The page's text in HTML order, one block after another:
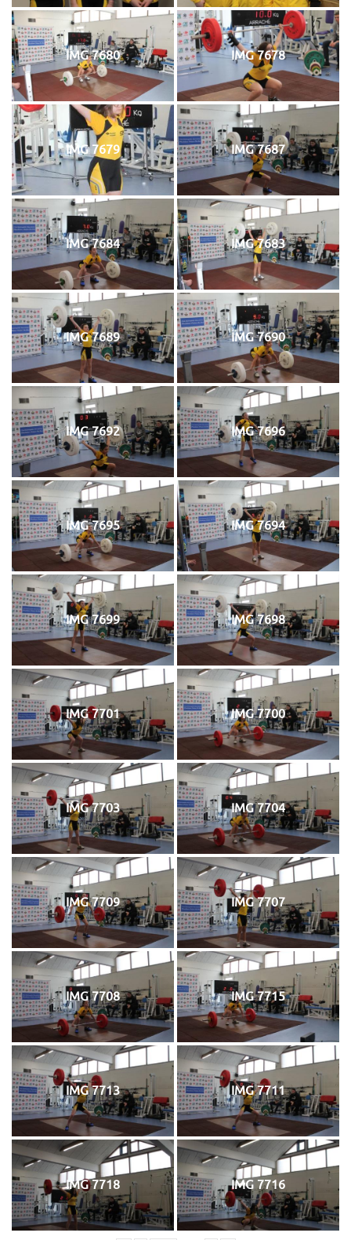
IMG 7680 IMG 7678
IMG 7679 IMG 7687
IMG 7684 IMG 7683
IMG 7689 IMG 7690
IMG 7692 IMG 7696
IMG 7695 IMG 7694
IMG 7699 IMG 7698
IMG 7701 IMG 7700
IMG 7703 IMG 7704
IMG 7709 IMG 7707
IMG 7708 IMG 7715
IMG 7713 IMG 7711
IMG 7718 IMG 7716